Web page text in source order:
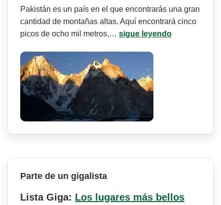
Pakistán es un país en el que encontrarás una gran
cantidad de montañas altas. Aquí encontrará cinco
picos de ocho mil metros,… sigue leyendo
Parte de un gigalista
Lista Giga: Los lugares más bellos